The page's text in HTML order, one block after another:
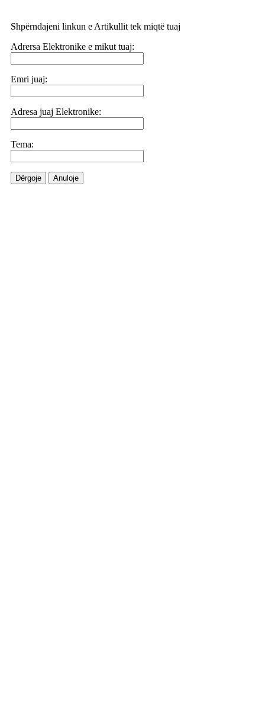
Shpërndajeni linkun e Artikullit tek miqtë tuaj
Adrersa Elektronike e mikut tuaj:
Emri juaj:
Adresa juaj Elektronike:
Tema:
Dërgoje Anuloje